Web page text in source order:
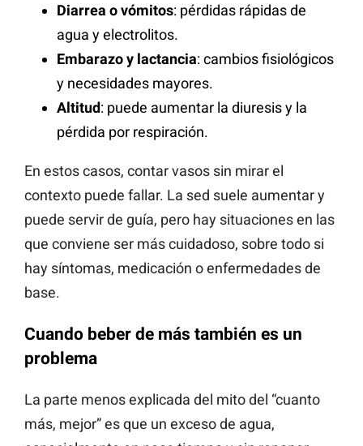
Diarrea o vómitos: pérdidas rápidas de
agua y electrolitos.
Embarazo y lactancia: cambios fisiológicos
y necesidades mayores.
Altitud: puede aumentar la diuresis y la
pérdida por respiración.
En estos casos, contar vasos sin mirar el
contexto puede fallar. La sed suele aumentar y
puede servir de guía, pero hay situaciones en las
que conviene ser más cuidadoso, sobre todo si
hay síntomas, medicación o enfermedades de
base.
Cuando beber de más también es un
problema
La parte menos explicada del mito del “cuanto
más, mejor” es que un exceso de agua,